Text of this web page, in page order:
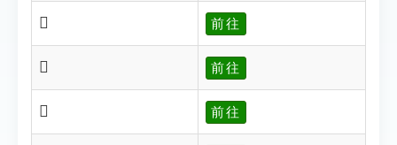
𤂹 前往
𤂺 前往
𤂻 前往